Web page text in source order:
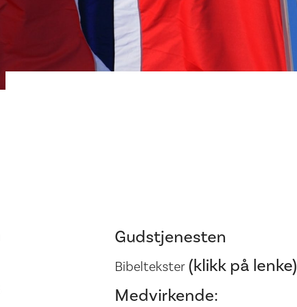
Gudstjenesten
Bibeltekster (klikk på lenke)
Medvirkende: